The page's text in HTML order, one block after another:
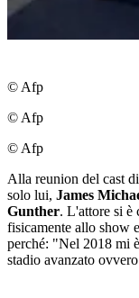
© Afp
© Afp
© Afp
Alla reunion del cast di
solo lui, James
Gunther. L'attore si è
fisicamente allo show
perché: "Nel 2018 mi
stadio avanzato